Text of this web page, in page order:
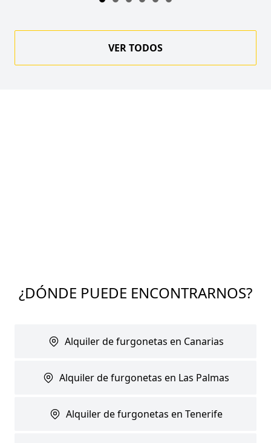
VER TODOS
¿DÓNDE PUEDE ENCONTRARNOS?
Alquiler de furgonetas en Canarias
Alquiler de furgonetas en Las Palmas
Alquiler de furgonetas en Tenerife